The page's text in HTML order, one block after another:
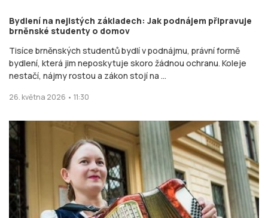
Bydlení na nejistých základech: Jak podnájem připravuje
brněnské studenty o domov
Tisíce brněnských studentů bydlí v podnájmu, právní formě
bydlení, která jim neposkytuje skoro žádnou ochranu. Koleje
nestačí, nájmy rostou a zákon stojí na ...
26. května 2026 • 11:30